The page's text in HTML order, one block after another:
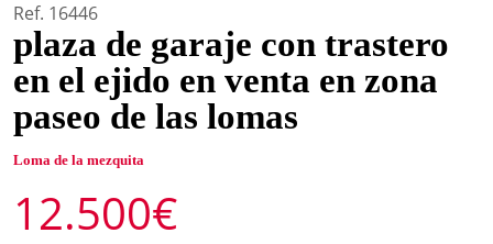
Ref. 16446
plaza de garaje con trastero
en el ejido en venta en zona
paseo de las lomas
Loma de la mezquita
12.500€